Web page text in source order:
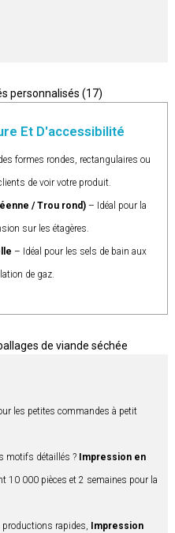
Et D'accessibilité
formes rondes, rectangulaires ou
de voir votre produit.
/ Trou rond)– Idéal pour la
sur les étagères.
– Idéal pour les sels de bain aux
de gaz.
les petites commandes à petit
motifs détaillés ? Impression en
10 000 pièces et 2 semaines pour la
productions rapides, Impression